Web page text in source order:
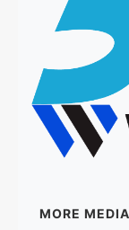
MORE